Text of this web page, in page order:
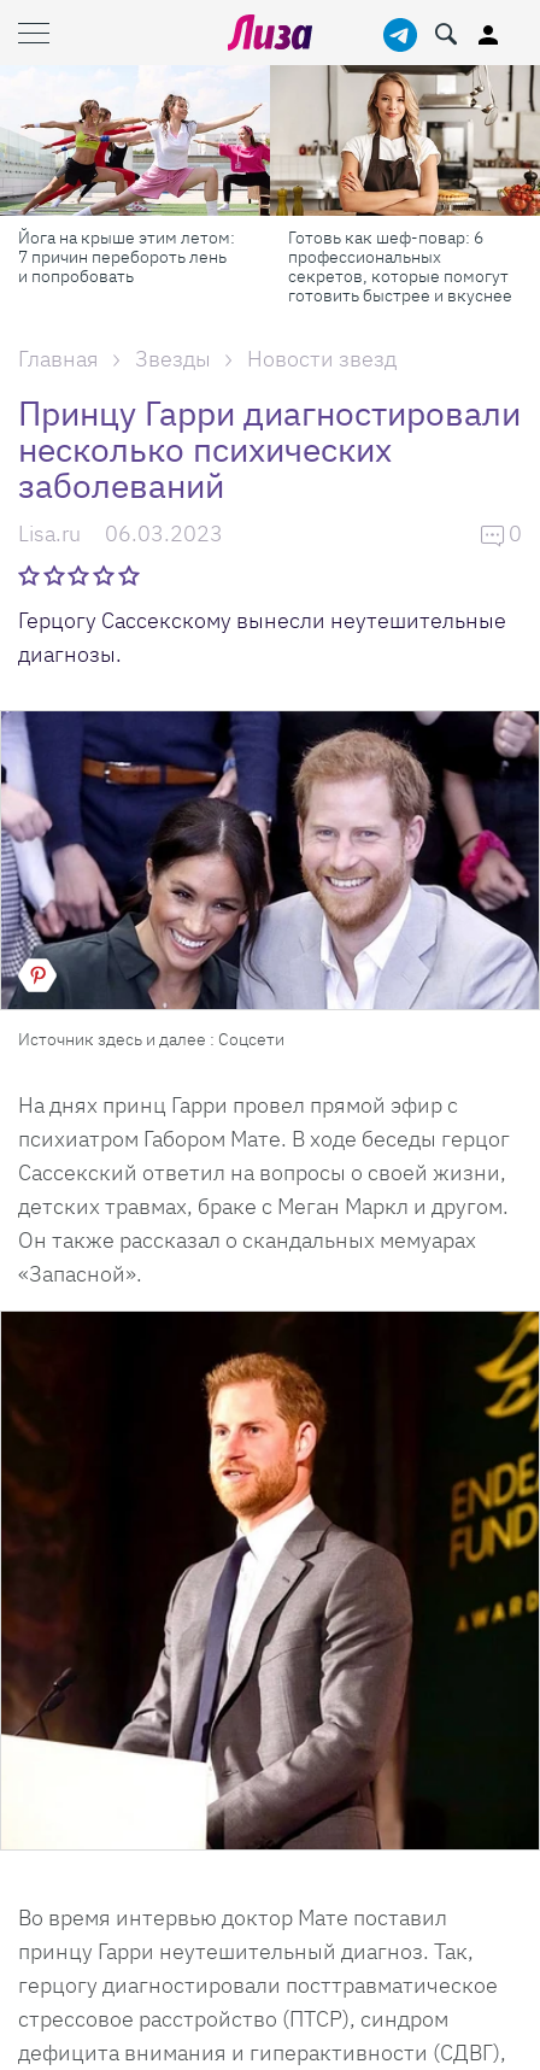
Йога на крыше этим летом:
7 причин перебороть лень
и попробовать
Готовь как шеф-повар: 6
профессиональных
секретов, которые помогут
готовить быстрее и вкуснее
Главная Звезды Новости звезд
Принцу Гарри диагностировали
несколько психических
заболеваний
Lisa.ru 06.03.2023 0
Герцогу Сассекскому вынесли неутешительные
диагнозы.
Источник здесь и далее : Соцсети
На днях принц Гарри провел прямой эфир с
психиатром Габором Мате. В ходе беседы герцог
Сассекский ответил на вопросы о своей жизни,
детских травмах, браке с Меган Маркл и другом.
Он также рассказал о скандальных мемуарах
«Запасной».
Во время интервью доктор Мате поставил
принцу Гарри неутешительный диагноз. Так,
герцогу диагностировали посттравматическое
стрессовое расстройство (ПТСР), синдром
дефицита внимания и гиперактивности (СДВГ),